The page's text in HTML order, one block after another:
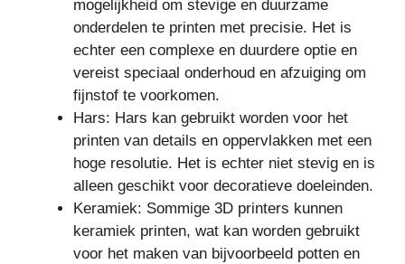
mogelijkheid om stevige en duurzame
onderdelen te printen met precisie. Het is
echter een complexe en duurdere optie en
vereist speciaal onderhoud en afzuiging om
fijnstof te voorkomen.
Hars: Hars kan gebruikt worden voor het
printen van details en oppervlakken met een
hoge resolutie. Het is echter niet stevig en is
alleen geschikt voor decoratieve doeleinden.
Keramiek: Sommige 3D printers kunnen
keramiek printen, wat kan worden gebruikt
voor het maken van bijvoorbeeld potten en